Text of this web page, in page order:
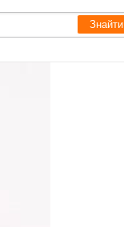
Знайти